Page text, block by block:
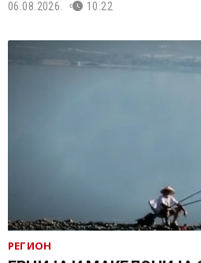
06.08.2026. 10:22
РЕГИОН